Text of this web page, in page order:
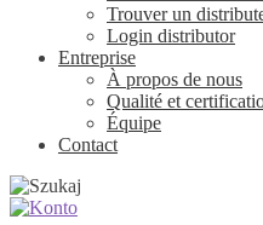
Trouver un
Login distributor
Entreprise
À propos de nous
Qualité et
Équipe
Contact